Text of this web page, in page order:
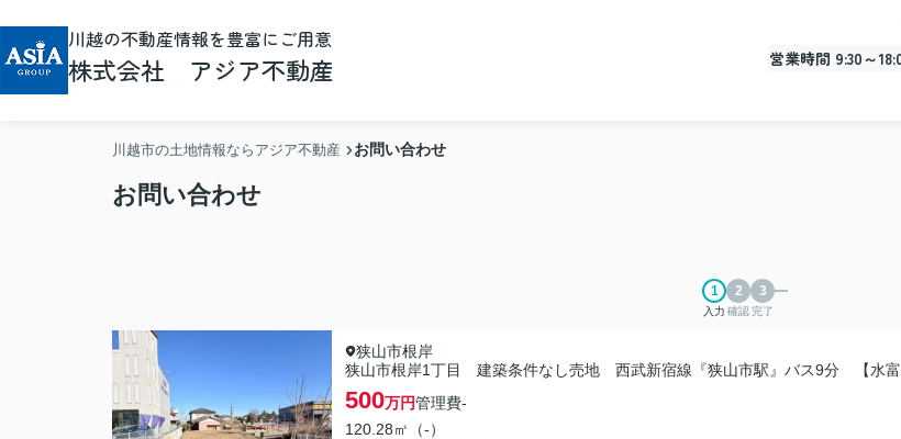
川越の不動産情報を豊富にご用意
株式会社 アジア不動産 営業時間 9:30～
川越市の土地情報ならアジア不動産 お問い合わせ
お問い合わせ
入力 確認完了
狭山市根岸
狭山市根岸1丁目 建築条件なし売地 西武新宿線『狭山市駅』バス9分 【水富
500万円管理費-
120.28㎡（-）